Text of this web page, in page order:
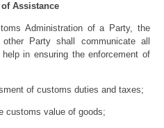
Assistance
Administration of a Party, the
Party shall communicate all
in ensuring the enforcement of
of customs duties and taxes;
customs value of goods;